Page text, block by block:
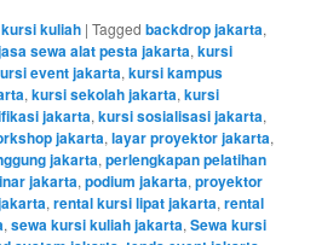
kursi kuliah |Tagged backdrop jakarta,
sewa alat pesta jakarta,kursi
event jakarta,kursi kampus
,kursi sekolah jakarta,kursi
jakarta,kursi sosialisasi jakarta,
jakarta,layar proyektor jakarta,
jakarta,perlengkapan pelatihan
jakarta,podium jakarta,proyektor
,rental kursi lipat jakarta,rental
,sewa kursi kuliah jakarta,Sewa kursi